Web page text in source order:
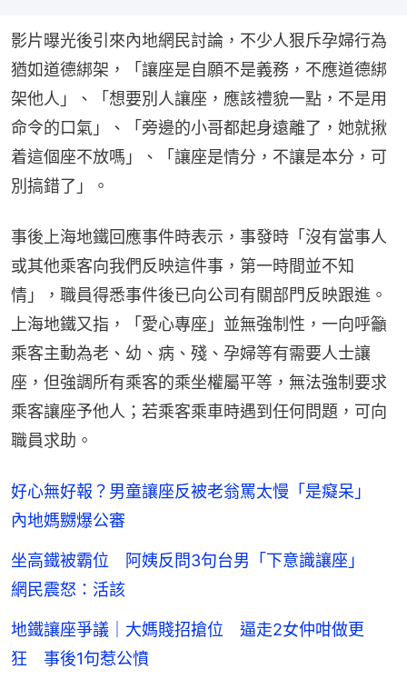
影片曝光後引來內地網民討論，不少人狠斥孕婦行為
猶如道德綁架，「讓座是自願不是義務，不應道德綁
架他人」、「想要別人讓座，應該禮貌一點，不是用
命令的口氣」、「旁邊的小哥都起身遠離了，她就揪
着這個座不放嗎」、「讓座是情分，不讓是本分，可
別搞錯了」。
事後上海地鐵回應事件時表示，事發時「沒有當事人
或其他乘客向我們反映這件事，第一時間並不知
情」，職員得悉事件後已向公司有關部門反映跟進。
上海地鐵又指，「愛心專座」並無強制性，一向呼籲
乘客主動為老、幼、病、殘、孕婦等有需要人士讓
座，但強調所有乘客的乘坐權屬平等，無法強制要求
乘客讓座予他人；若乘客乘車時遇到任何問題，可向
職員求助。
好心無好報？男童讓座反被老翁罵太慢「是癡呆」
內地媽嬲爆公審
坐高鐵被霸位 阿姨反問3句台男「下意識讓座」
網民震怒：活該
地鐵讓座爭議｜大媽賤招搶位 逼走2女仲咁做更
狂 事後1句惹公憤